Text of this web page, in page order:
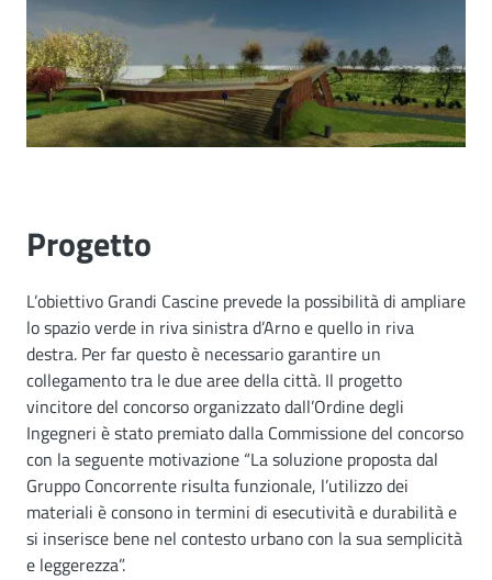
Progetto
L’obiettivo Grandi Cascine prevede la possibilità di ampliare
lo spazio verde in riva sinistra d’Arno e quello in riva
destra. Per far questo è necessario garantire un
collegamento tra le due aree della città. Il progetto
vincitore del concorso organizzato dall’Ordine degli
Ingegneri è stato premiato dalla Commissione del concorso
con la seguente motivazione “La soluzione proposta dal
Gruppo Concorrente risulta funzionale, l’utilizzo dei
materiali è consono in termini di esecutività e durabilità e
si inserisce bene nel contesto urbano con la sua semplicità
e leggerezza”.